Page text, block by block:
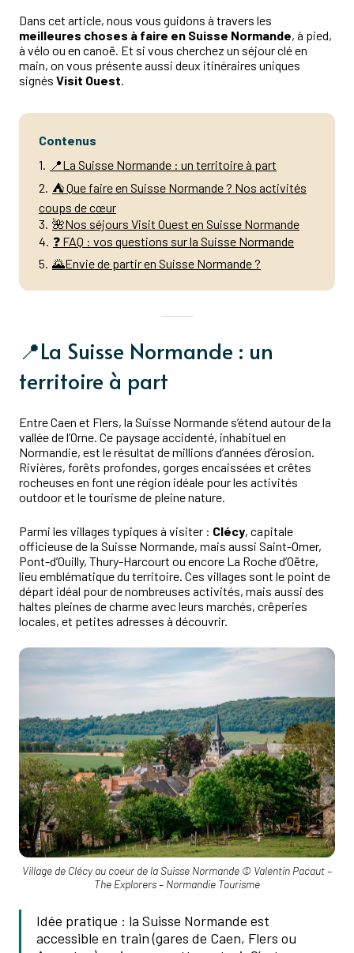
Dans cet article, nous vous guidons à travers les
meilleures choses à faire en Suisse Normande, à pied,
à vélo ou en canoë. Et si vous cherchez un séjour clé en
main, on vous présente aussi deux itinéraires uniques
signés Visit Ouest
Contenus
1
📍La Suisse Normande : un territoire à part
2 ⛺ Que faire en Suisse Normande ? Nos activités
coups de cœur
3 🌺Nos séjours Visit Ouest en Suisse Normande
4 ❓ FAQ : vos questions sur la Suisse Normande
5 🌄Envie de partir en Suisse Normande ?
📍La Suisse Normande : un
territoire à part
Entre Caen et Flers, la Suisse Normande s’étend autour de la
vallée de l’Orne. Ce paysage accidenté, inhabituel en
Normandie, est le résultat de millions d’années d’érosion.
Rivières, forêts profondes, gorges encaissées et crêtes
rocheuses en font une région idéale pour les activités
outdoor et le tourisme de pleine nature.
Parmi les villages typiques à visiter : Clécy, capitale
officieuse de la Suisse Normande, mais aussi Saint-Omer,
Pont-d’Ouilly, Thury-Harcourt ou encore La Roche d’Oëtre,
lieu emblématique du territoire. Ces villages sont le point de
départ idéal pour de nombreuses activités, mais aussi des
haltes pleines de charme avec leurs marchés, crêperies
locales, et petites adresses à découvrir.
Village de Clécy au coeur de la Suisse Normande © Valentin Pacaut –
The Explorers – Normandie Tourisme
Idée pratique : la Suisse Normande est
accessible en train (gares de Caen, Flers ou